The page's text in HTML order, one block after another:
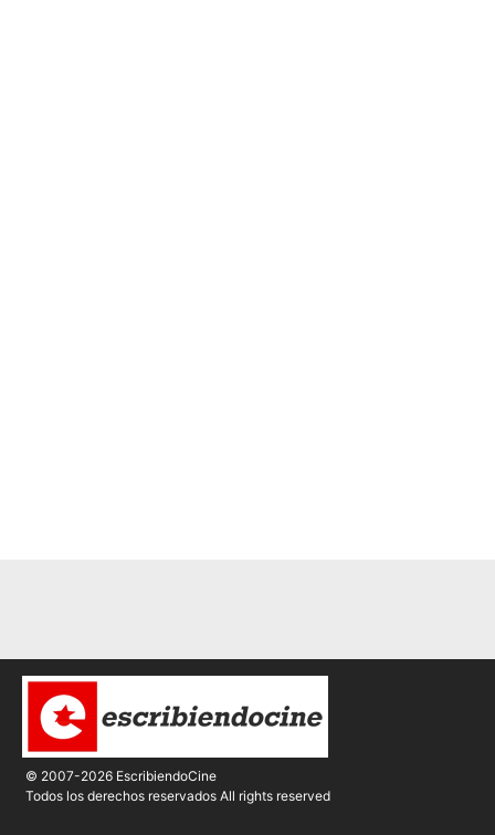
© 2007-2026 EscribiendoCine
Todos los derechos reservados All rights reserved